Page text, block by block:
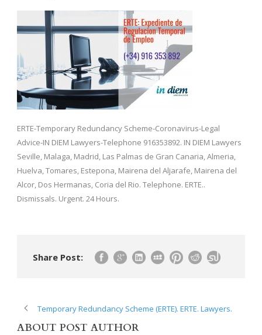
ERTE-Temporary Redundancy Scheme-Coronavirus-Legal
Advice-IN DIEM Lawyers-Telephone 916353892. IN DIEM Lawyers
Seville, Malaga, Madrid, Las Palmas de Gran Canaria, Almeria,
Huelva, Tomares, Estepona, Mairena del Aljarafe, Mairena del
Alcor, Dos Hermanas, Coria del Rio. Telephone. ERTE..
Dismissals. Urgent. 24 Hours.
Share Post:
Temporary Redundancy Scheme (ERTE). ERTE. Lawyers.
ABOUT POST AUTHOR